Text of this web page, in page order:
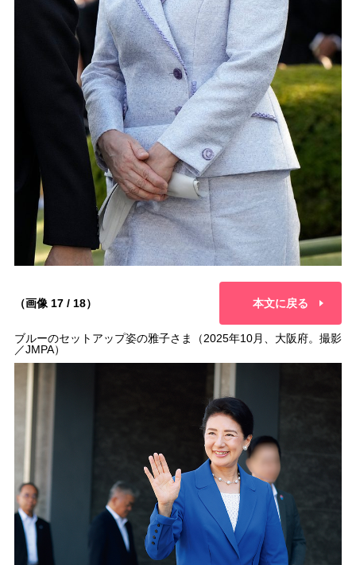
（画像 17 / 18） 本文に戻る
ブルーのセットアップ姿の雅子さま（2025年10月、大阪府。撮影
／JMPA）